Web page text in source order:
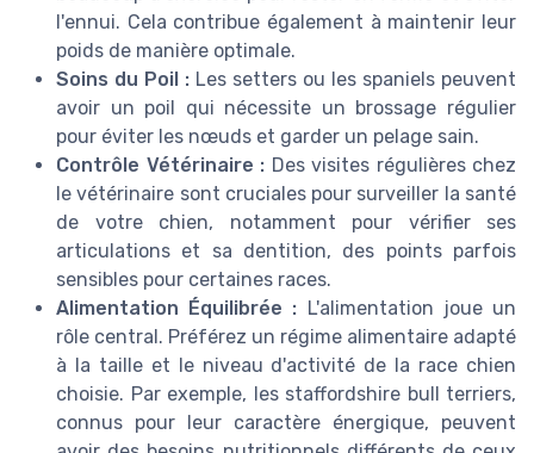
l'ennui. Cela contribue également à maintenir leur
poids de manière optimale.
Soins du Poil : Les setters ou les spaniels peuvent
avoir un poil qui nécessite un brossage régulier
pour éviter les nœuds et garder un pelage sain.
Contrôle Vétérinaire : Des visites régulières chez
le vétérinaire sont cruciales pour surveiller la santé
de votre chien, notamment pour vérifier ses
articulations et sa dentition, des points parfois
sensibles pour certaines races.
Alimentation Équilibrée : L'alimentation joue un
rôle central. Préférez un régime alimentaire adapté
à la taille et le niveau d'activité de la race chien
choisie. Par exemple, les staffordshire bull terriers,
connus pour leur caractère énergique, peuvent